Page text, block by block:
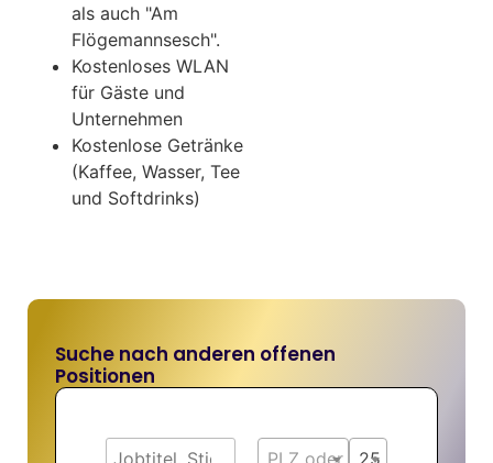
als auch "Am
Flögemannsesch".
Kostenloses WLAN
für Gäste und
Unternehmen
Kostenlose Getränke
(Kaffee, Wasser, Tee
und Softdrinks)
Suche nach anderen offenen
Positionen